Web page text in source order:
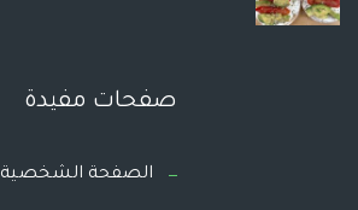
صفحات مفيدة
الصفحة الشخصية